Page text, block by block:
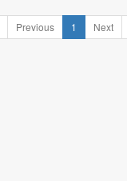
Previous 1 Next